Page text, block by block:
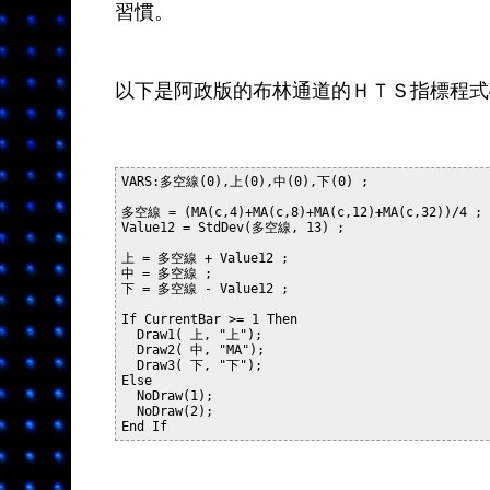
習慣。
以下是阿政版的布林通道的ＨＴＳ指標程
VARS:多空線(0),上(0),中(0),下(0) ;
多空線 = (MA(c,4)+MA(c,8)+MA(c,12)+MA(c,32))/4 ;
Value12 = StdDev(多空線, 13) ;
上 = 多空線 + Value12 ;
中 = 多空線 ;
下 = 多空線 - Value12 ;
If CurrentBar >= 1 Then
  Draw1( 上, "上");
  Draw2( 中, "MA");
  Draw3( 下, "下");
Else
  NoDraw(1);
  NoDraw(2);